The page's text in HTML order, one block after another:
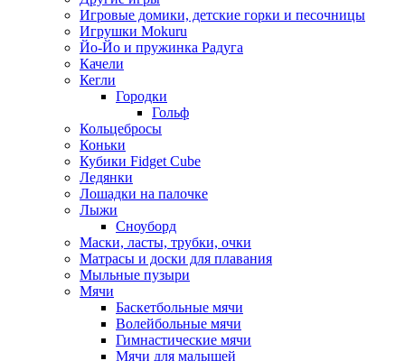
Игровые домики, детские горки и песочницы
Игрушки Mokuru
Йо-Йо и пружинка Радуга
Качели
Кегли
Городки
Гольф
Кольцебросы
Коньки
Кубики Fidget Cube
Ледянки
Лошадки на палочке
Лыжи
Сноуборд
Маски, ласты, трубки, очки
Матрасы и доски для плавания
Мыльные пузыри
Мячи
Баскетбольные мячи
Волейбольные мячи
Гимнастические мячи
Мячи для малышей